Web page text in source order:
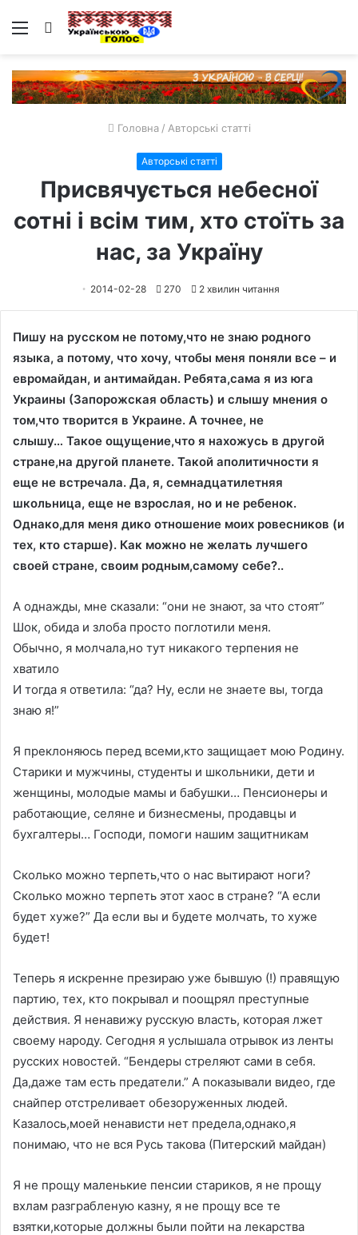
Меню Пошук
Головна / Авторські статті
Авторські статті
Присвячується небесної
сотні і всім тим, хто стоїть за
нас, за Україну
2014-02-28 270 2 хвилин читання
Пишу на русском не потому,что не знаю родного
языка, а потому, что хочу, чтобы меня поняли все – и
евромайдан, и антимайдан. Ребята,сама я из юга
Украины (Запорожская область) и слышу мнения о
том,что творится в Украине. А точнее, не
слышу… Такое ощущение,что я нахожусь в другой
стране,на другой планете. Такой аполитичности я
еще не встречала. Да, я, семнадцатилетняя
школьница, еще не взрослая, но и не ребенок.
Однако,для меня дико отношение моих ровесников (и
тех, кто старше). Как можно не желать лучшего
своей стране, своим родным,самому себе?..
А однажды, мне сказали: “они не знают, за что стоят”
Шок, обида и злоба просто поглотили меня.
Обычно, я молчала,но тут никакого терпения не
хватило
И тогда я ответила: “да? Ну, если не знаете вы, тогда
знаю я!”
Я преклоняюсь перед всеми,кто защищает мою Родину.
Старики и мужчины, студенты и школьники, дети и
женщины, молодые мамы и бабушки… Пенсионеры и
работающие, селяне и бизнесмены, продавцы и
бухгалтеры… Господи, помоги нашим защитникам
Сколько можно терпеть,что о нас вытирают ноги?
Сколько можно терпеть этот хаос в стране? “А если
будет хуже?” Да если вы и будете молчать, то хуже
будет!
Теперь я искренне презираю уже бывшую (!) правящую
партию, тех, кто покрывал и поощрял преступные
действия. Я ненавижу русскую власть, которая лжет
своему народу. Сегодня я услышала отрывок из ленты
русских новостей. “Бендеры стреляют сами в себя.
Да,даже там есть предатели.” А показывали видео, где
снайпер отстреливает обезоруженных людей.
Казалось,моей ненависти нет предела,однако,я
понимаю, что не вся Русь такова (Питерский майдан)
Я не прощу маленькие пенсии стариков, я не прощу
вхлам разграбленую казну, я не прощу все те
взятки,которые должны были пойти на лекарства